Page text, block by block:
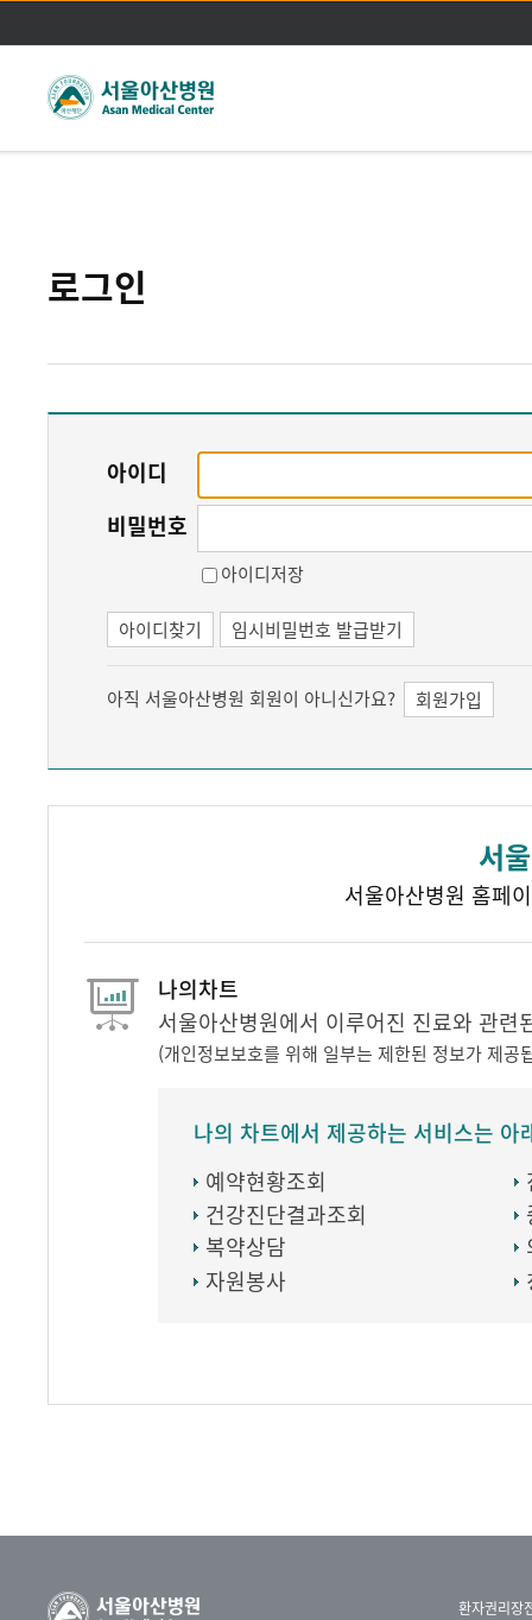
주메뉴바로가기
본문바로가기
로그인
아이디
비밀번호
아이디저장
아이디찾기 임시비밀번호 발급받기
아직 서울아산병원 회원이 아니신가요? 회원가입
서
서울아산병원 홈페
나의차트
서울아산병원에서 이루어진 진료와 관
(개인정보보호를 위해 일부는 제한된 정보가 제공
나의 차트에서 제공하는 서비스는 아
예약현황조회
건강진단결과조회
복약상담
자원봉사
환자권리장